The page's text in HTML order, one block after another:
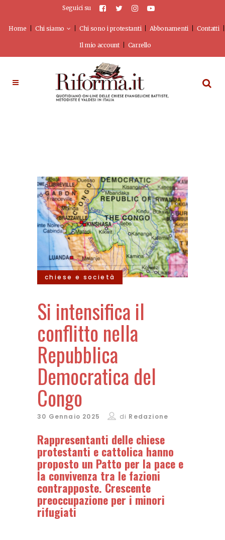
Seguici su
Home Chi siamo Chi sono i protestanti Abbonamenti Contatti
Il mio account Carrello
chiese e società
Si intensifica il
conflitto nella
Repubblica
Democratica del
Congo
30 Gennaio 2025 di Redazione
Rappresentanti delle chiese
protestanti e cattolica hanno
proposto un Patto per la pace e
la convivenza tra le fazioni
contrapposte. Crescente
preoccupazione per i minori
rifugiati